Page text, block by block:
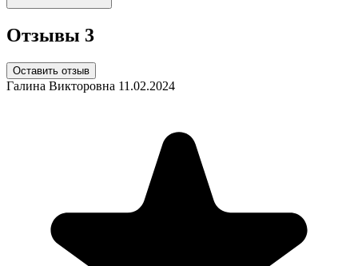
Отзывы 3
Оставить отзыв
Галина Викторовна 11.02.2024